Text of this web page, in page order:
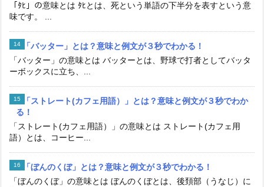
「ﾀﾋ」の意味とは ﾀﾋとは、死という単語の下半分を表すという意
味です。 ...
「バッター」とは？意味と例文が３秒でわかる！
「バッター」の意味とは バッターとは、野球で打者としてバッタ
ーボックスに立ち、...
「ストレート(カフェ用語）」とは？意味と例文が３秒でわか
る！
「ストレート(カフェ用語）」の意味とは ストレート(カフェ用
語）とは、コーヒー...
「ぼんのくぼ」とは？意味と例文が３秒でわかる！
「ぼんのくぼ」の意味とは ぼんのくぼとは、後頚部（うなじ）に